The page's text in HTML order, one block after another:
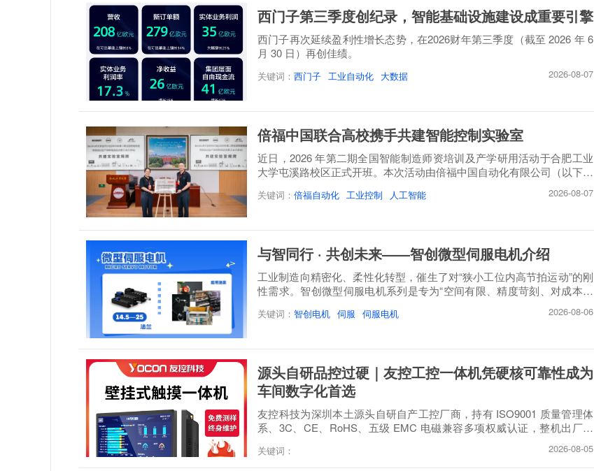
西门子第三季度创纪录，智能基础设施建设成重要引擎
西门子再次延续盈利性增长态势，在2026财年第三季度（截至 2026 年 6
月 30 日）再创佳绩。
关键词： 西门子 工业自动化 大数据 2026-08-07
倍福中国联合高校携手共建智能控制实验室
近日，2026 年第二期全国智能制造师资培训及产学研用活动于合肥工业
大学屯溪路校区正式开班。本次活动由倍福中国自动化有限公司（以下简
关键词： 倍福自动化 工业控制 人工智能 2026-08-07
与智同行 · 共创未来——智创微型伺服电机介绍
工业制造向精密化、柔性化转型，催生了对“狭小工位内高节拍运动”的刚
性需求。智创微型伺服电机系列是专为“空间有限、精度苛刻、对成本敏
关键词： 智创电机 伺服 伺服电机 2026-08-06
源头自研品控过硬｜友控工控一体机凭硬核可靠性成为
车间数字化首选
友控科技为深圳本土源头自研自产工控厂商，持有 ISO9001 质量管理体
系、3C、CE、RoHS、五级 EMC 电磁兼容多项权威认证，整机出厂必
关键词： 2026-08-05